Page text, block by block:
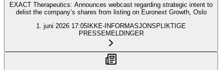
EXACT Therapeutics: Announces webcast regarding strategic intent to
delist the company’s shares from listing on Euronext Growth, Oslo
1. juni 2026 17:05 IKKE-INFORMASJONSPLIKTIGE
PRESSEMELDINGER